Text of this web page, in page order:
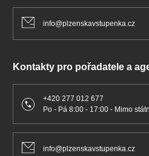
info@plzenskavstupenka.cz
Kontakty pro pořadatele a
+420 277 012 677
Po - Pá 8:00 - 17:00 - Mimo
info@plzenskavstupenka.cz